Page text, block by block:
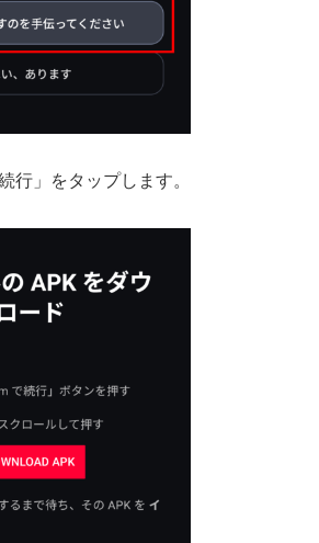
行」をタップします。